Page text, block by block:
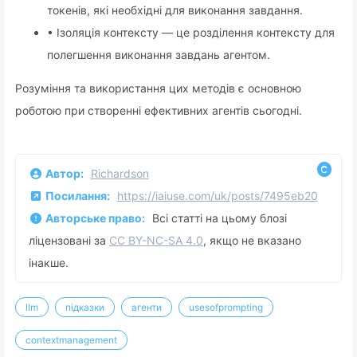
токенів, які необхідні для виконання завдання.
• Ізоляція контексту — це розділення контексту для
полегшення виконання завдань агентом.
Розуміння та використання цих методів є основною
роботою при створенні ефективних агентів сьогодні.
Автор: Richardson
Посилання: https://iaiuse.com/uk/posts/7495eb20
Авторське право: Всі статті на цьому блозі
ліцензовані за CC BY-NC-SA 4.0, якщо не вказано
інакше.
llm підказки агенти usesofprompting
contextmanagement